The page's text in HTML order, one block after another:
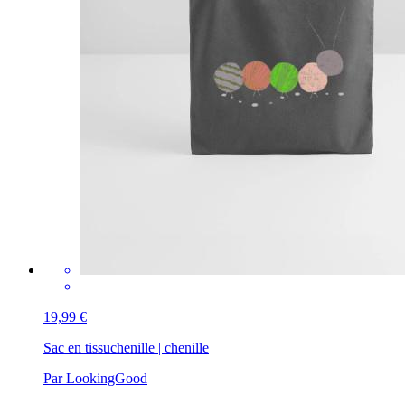
19,99 €
Sac en tissuchenille | chenille
Par LookingGood